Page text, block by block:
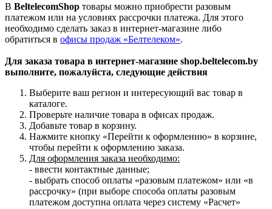
В BeltelecomShop товары можно приобрести разовым
платежом или на условиях рассрочки платежа. Для этого
необходимо сделать заказ в интернет-магазине либо
обратиться в офисы продаж «Белтелеком».
Для заказа товара в интернет-магазине shop.beltelecom.by
выполните, пожалуйста, следующие действия
Выберите ваш регион и интересующий вас товар в
каталоге.
Проверьте наличие товара в офисах продаж.
Добавьте товар в корзину.
Нажмите кнопку «Перейти к оформлению» в корзине,
чтобы перейти к оформлению заказа.
Для оформления заказа необходимо:
- ввести контактные данные;
- выбрать способ оплаты «разовым платежом» или «в
рассрочку» (при выборе способа оплаты разовым
платежом доступна оплата через систему «Расчет»